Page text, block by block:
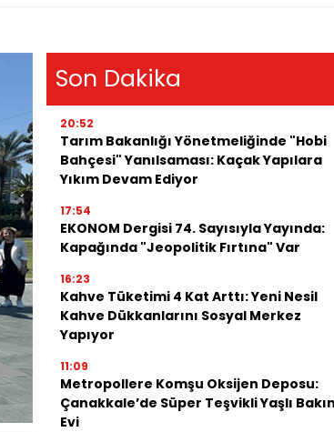
Son Dakika
20:52
Tarım Bakanlığı Yönetmeliğinde "Hobi
Bahçesi" Yanılsaması: Kaçak Yapılara
Yıkım Devam Ediyor
17:54
EKONOM Dergisi 74. Sayısıyla Yayında:
Kapağında "Jeopolitik Fırtına" Var
16:23
Kahve Tüketimi 4 Kat Arttı: Yeni Nesil
Kahve Dükkanlarını Sosyal Merkez
Yapıyor
11:09
Metropollere Komşu Oksijen Deposu:
Çanakkale’de Süper Teşvikli Yaşlı
Evi